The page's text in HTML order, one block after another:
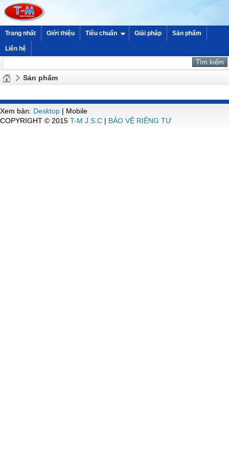
Trang nhất Giới thiệu Tiêu chuẩn Giải pháp Sản phẩm
Liên hệ
Sản phẩm
Xem bản: Desktop | Mobile
COPYRIGHT © 2015 T-M J.S.C | BẢO VỆ RIÊNG TƯ